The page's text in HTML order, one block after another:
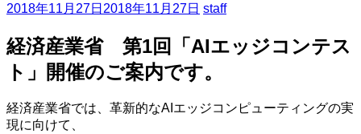
2018年11月27日 2018年11月27日 staff
経済産業省 第1回「AIエッジコンテス
ト」開催のご案内です。
経済産業省では、革新的なAIエッジコンピューティングの実
現に向けて、